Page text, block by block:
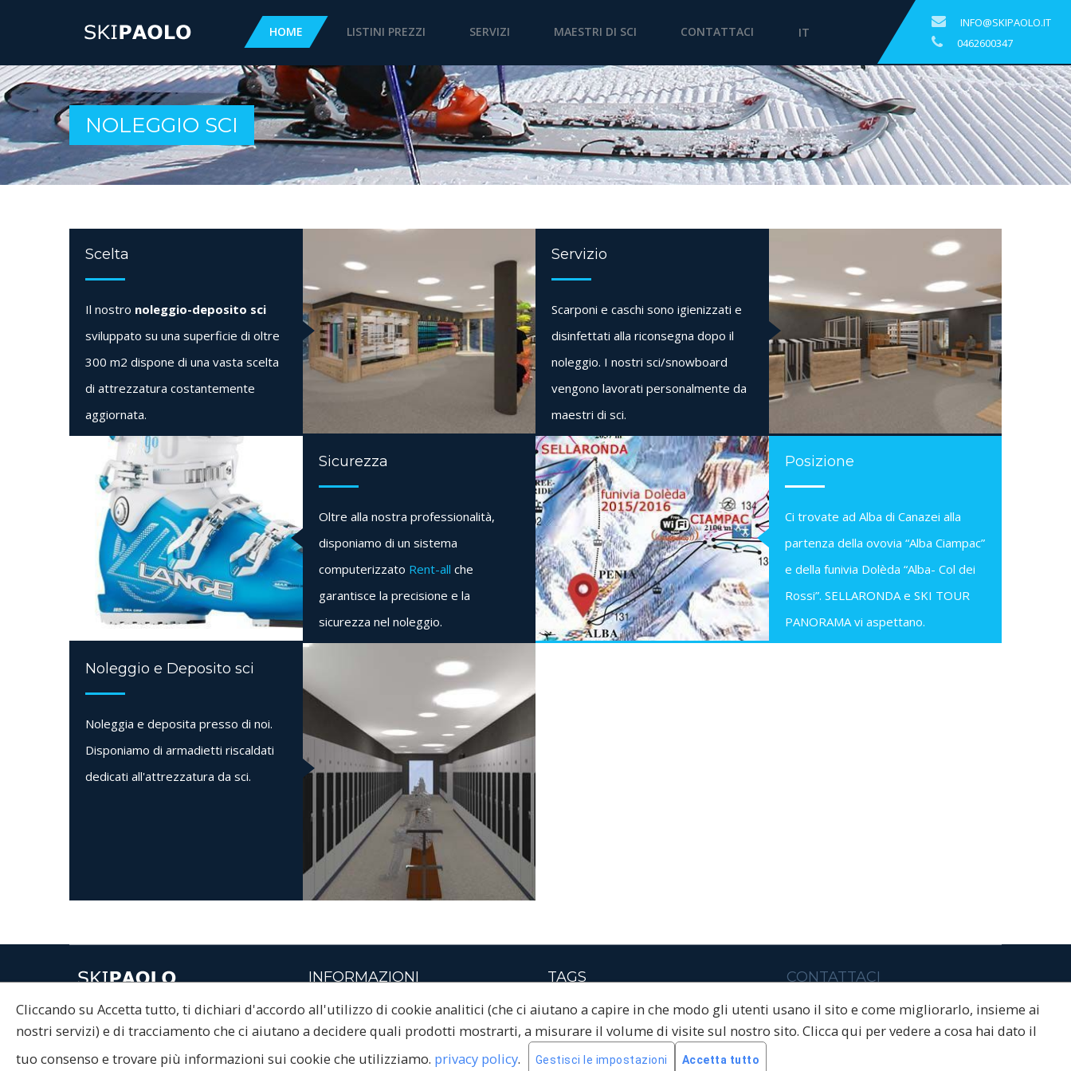
HOME LISTINI PREZZI SERVIZI MAESTRI DI SCI CONTATTACI IT
INFO@SKIPAOLO.IT
0462600347
NOLEGGIO SCI
Scelta
Il nostro noleggio-deposito sci
sviluppato su una superficie di oltre
300 m2 dispone di una vasta scelta
di attrezzatura costantemente
aggiornata.
Servizio
Scarponi e caschi sono igienizzati e
disinfettati alla riconsegna dopo il
noleggio. I nostri sci/snowboard
vengono lavorati personalmente da
maestri di sci.
Sicurezza
Oltre alla nostra professionalità,
disponiamo di un sistema
computerizzato Rent-all che
garantisce la precisione e la
sicurezza nel noleggio.
Posizione
Ci trovate ad Alba di Canazei alla
partenza della ovovia “Alba Ciampac”
e della funivia Dolèda “Alba- Col dei
Rossi”. SELLARONDA e SKI TOUR
PANORAMA vi aspettano.
Noleggio e Deposito sci
Noleggia e deposita presso di noi.
Disponiamo di armadietti riscaldati
dedicati all'attrezzatura da sci.
© 2015 Ski Paolo noleggio Sport
di Valeruz Simone
P.IVA 02515450225
INFORMAZIONI
Maestri di sci
TAGS
NOLEGGIO SCI NOLEGGIO BICI
CONTATTACI
Email
info@skipaolo.it
Telefono
0462600347
Cliccando su Accetta tutto, ti dichiari d'accordo all'utilizzo di cookie analitici (che ci aiutano a capire in che modo gli utenti usano il sito e come migliorarlo, insieme ai
nostri servizi) e di tracciamento che ci aiutano a decidere quali prodotti mostrarti, a misurare il volume di visite sul nostro sito. Clicca qui per vedere a cosa hai dato il
tuo consenso e trovare più informazioni sui cookie che utilizziamo. privacy policy. Gestisci le impostazioni Accetta tutto